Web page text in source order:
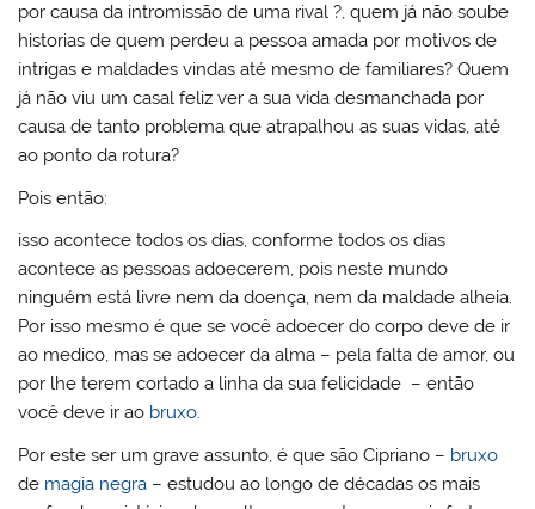
por causa da intromissão de uma rival ?, quem já não soube
historias de quem perdeu a pessoa amada por motivos de
intrigas e maldades vindas até mesmo de familiares? Quem
já não viu um casal feliz ver a sua vida desmanchada por
causa de tanto problema que atrapalhou as suas vidas, até
ao ponto da rotura?
Pois então:
isso acontece todos os dias, conforme todos os dias
acontece as pessoas adoecerem, pois neste mundo
ninguém está livre nem da doença, nem da maldade alheia.
Por isso mesmo é que se você adoecer do corpo deve de ir
ao medico, mas se adoecer da alma – pela falta de amor, ou
por lhe terem cortado a linha da sua felicidade – então
você deve ir ao bruxo.
Por este ser um grave assunto, é que são Cipriano – bruxo
de magia negra – estudou ao longo de décadas os mais